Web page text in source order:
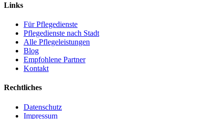
Links
Für Pflegedienste
Pflegedienste nach Stadt
Alle Pflegeleistungen
Blog
Empfohlene Partner
Kontakt
Rechtliches
Datenschutz
Impressum